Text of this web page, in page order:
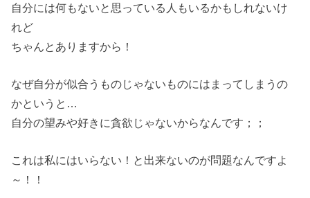
自分には何もないと思っている人もいるかもしれないけ
れど
ちゃんとありますから！
なぜ自分が似合うものじゃないものにはまってしまうの
かというと…
自分の望みや好きに貪欲じゃないからなんです；；
これは私にはいらない！と出来ないのが問題なんですよ
～！！